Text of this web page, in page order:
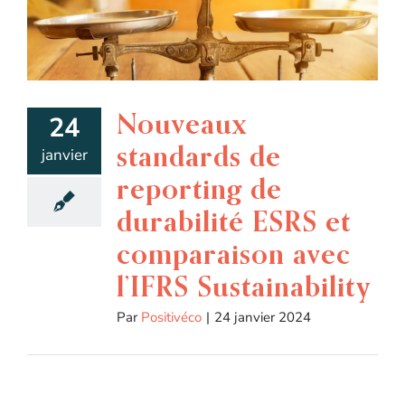
24
janvier
Nouveaux
standards de
reporting de
durabilité ESRS et
comparaison avec
l’IFRS Sustainability
Par Positivéco | 24 janvier 2024